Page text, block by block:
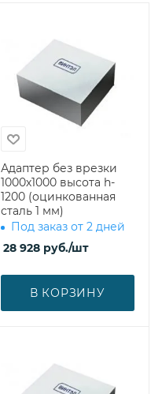
Адаптер без врезки
1000х1000 высота h-
1200 (оцинкованная
сталь 1 мм)
Под заказ от 2 дней
28 928руб./шт
В КОРЗИНУ